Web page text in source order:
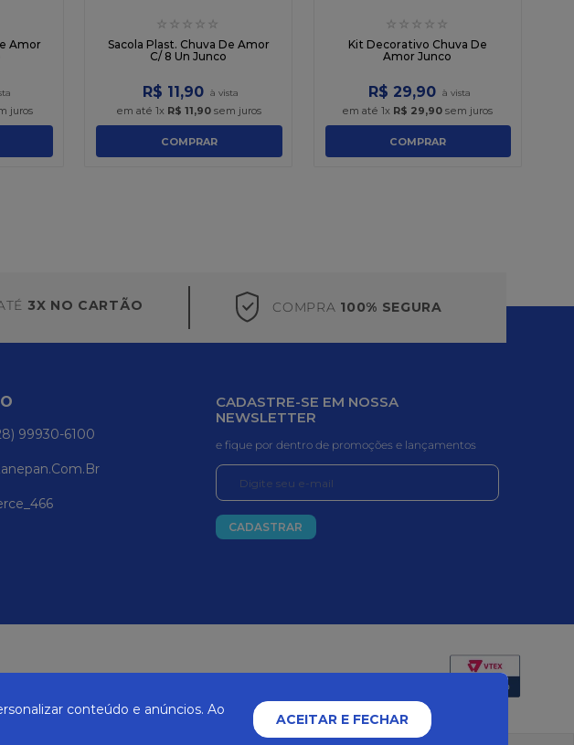
Amor
juros
☆ ☆ ☆ ☆ ☆
Sacola Plast. Chuva De Amor
C/ 8 Un Junco
R$ 11,90
em até 1x R$ 11,90sem juros
COMPRAR
☆ ☆ ☆ ☆ ☆
Kit Decorativo Chuva De
Amor Junco
R$ 29,90
em até1x R$ 29,90 sem juros
COMPRAR
3X NO CARTÃO COMPRA 100% SEGURA
99930-6100
CADASTRE-SE EM NOSSA
NEWSLETTER
e fique por dentro de promoções e lançamentos
CADASTRAR
conteúdo e anúncios. Ao
ACEITAR E FECHAR